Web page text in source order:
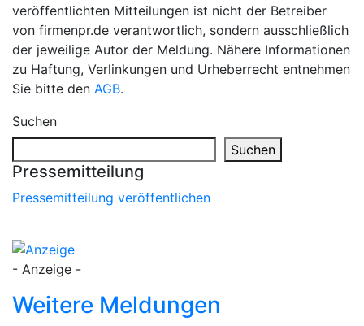
veröffentlichten Mitteilungen ist nicht der Betreiber
von firmenpr.de verantwortlich, sondern ausschließlich
der jeweilige Autor der Meldung. Nähere Informationen
zu Haftung, Verlinkungen und Urheberrecht entnehmen
Sie bitte den AGB.
Suchen
Suchen
Pressemitteilung
Pressemitteilung veröffentlichen
- Anzeige -
Weitere Meldungen